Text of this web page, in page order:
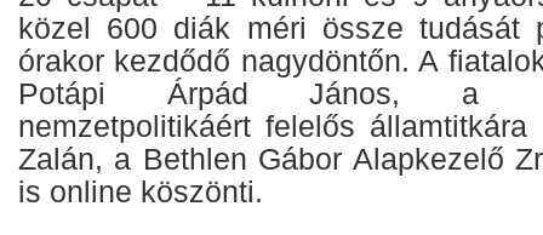
közel 600 diák méri össze tudását
órakor kezdődő nagydöntőn. A
Potápi Árpád János, a
nemzetpolitikáért felelős
Zalán, a Bethlen Gábor Alapkezelő
is online köszönti.